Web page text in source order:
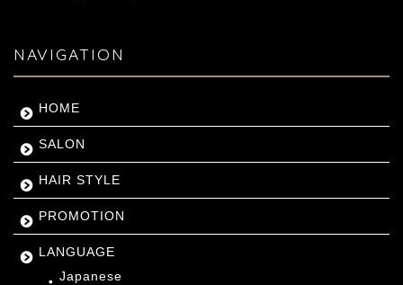
NAVIGATION
HOME
SALON
HAIR STYLE
PROMOTION
LANGUAGE
Japanese